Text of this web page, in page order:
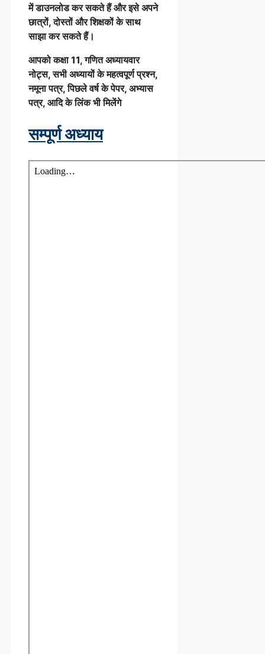
में डाउनलोड कर सकते हैं और इसे अपने
छात्रों, दोस्तों और शिक्षकों के साथ
साझा कर सकते हैं।
आपको कक्षा 11, गणित अध्यायवार
नोट्स, सभी अध्यायों के महत्वपूर्ण प्रश्न,
नमूना पत्र, पिछले वर्ष के पेपर, अभ्यास
पत्र, आदि के लिंक भी मिलेंगे
सम्पूर्ण अध्याय